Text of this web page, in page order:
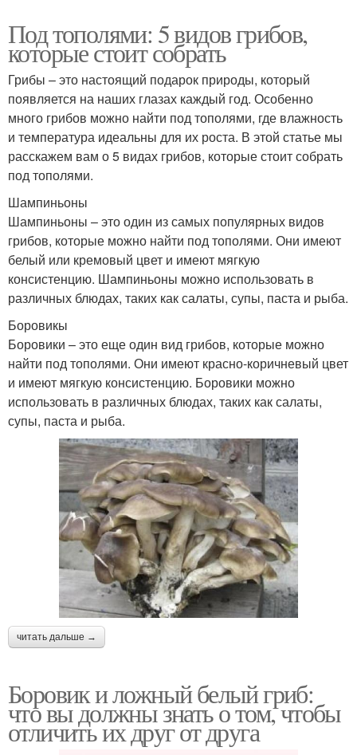
Под тополями: 5 видов грибов,
которые стоит собрать
Грибы – это настоящий подарок природы, который
появляется на наших глазах каждый год. Особенно
много грибов можно найти под тополями, где влажность
и температура идеальны для их роста. В этой статье мы
расскажем вам о 5 видах грибов, которые стоит собрать
под тополями.
Шампиньоны
Шампиньоны – это один из самых популярных видов
грибов, которые можно найти под тополями. Они имеют
белый или кремовый цвет и имеют мягкую
консистенцию. Шампиньоны можно использовать в
различных блюдах, таких как салаты, супы, паста и рыба.
Боровикы
Боровики – это еще один вид грибов, которые можно
найти под тополями. Они имеют красно-коричневый цвет
и имеют мягкую консистенцию. Боровики можно
использовать в различных блюдах, таких как салаты,
супы, паста и рыба.
читать дальше →
Боровик и ложный белый гриб:
что вы должны знать о том, чтобы
отличить их друг от друга